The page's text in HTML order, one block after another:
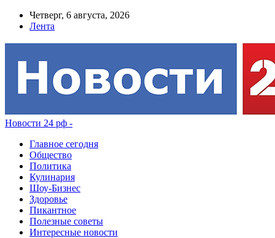
Четверг, 6 августа, 2026
Лента
Новости 24 рф -
Главное сегодня
Общество
Политика
Кулинария
Шоу-Бизнес
Здоровье
Пикантное
Полезные советы
Интересные новости